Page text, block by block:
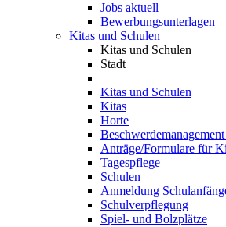
Jobs aktuell
Bewerbungsunterlagen
Kitas und Schulen
Kitas und Schulen
Stadt
Kitas und Schulen
Kitas
Horte
Anträge/Formulare für
Tagespflege
Schulen
Anmeldung
Schulverpflegung
Spiel- und Bolzplätze